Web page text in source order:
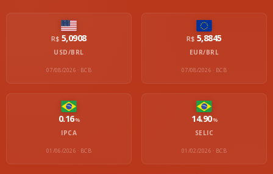
R$ 5,0908
USD/BRL
07/08/2026 · BCB
R$ 5,8845
EUR/BRL
07/08/2026 · BCB
0.16%
IPCA
01/06/2026 · BCB
14.90%
SELIC
01/02/2026 · BCB